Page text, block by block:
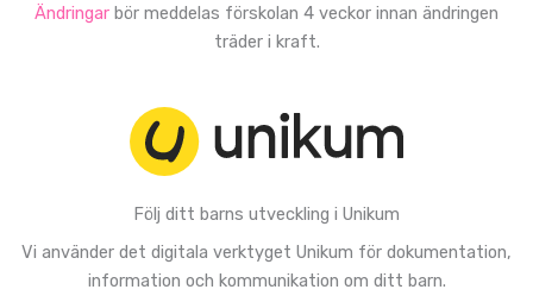
Ändringar bör meddelas förskolan 4 veckor innan ändringen
träder i kraft.
Följ ditt barns utveckling i Unikum
Vi använder det digitala verktyget Unikum för dokumentation,
information och kommunikation om ditt barn.